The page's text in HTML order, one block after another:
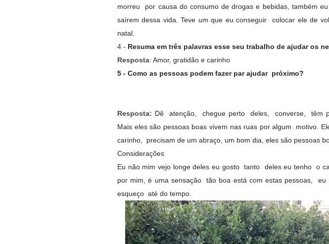
morreu por causa do consumo de drogas e bebidas, também
saírem dessa vida. Teve um que eu conseguir colocar ele de
natal.
4 - Resuma em três palavras esse seu trabalho de ajudar os
Resposta: Amor, gratidão e carinho
5 - Como as pessoas podem fazer par ajudar próximo?
Resposta: Dê atenção, chegue perto deles, converse, têm
Mais eles são pessoas boas vivem nas ruas por algum motivo.
carinho, precisam de um abraço, um bom dia, eles são pessoas
Considerações
Eu não mim vejo longe deles eu gosto tanto deles eu tenho o
por mim, é uma sensação tão boa está com estas pessoas,
esqueço até do tempo.